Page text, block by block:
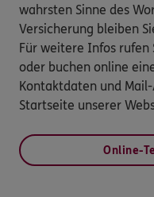
wahrsten Sinne des
Versicherung bleiben
Für weitere Infos rufen
oder buchen online
Kontaktdaten und
Startseite unserer
Online-